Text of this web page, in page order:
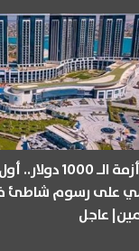
بعد أزمة الـ 1000
على رسوم شاطئ
عاجل